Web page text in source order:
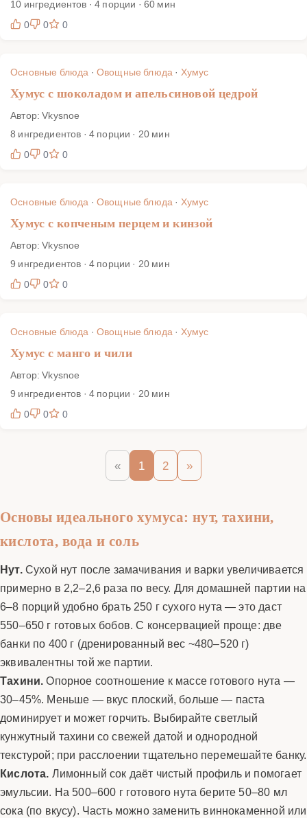
10 ингредиентов · 4 порции · 60 мин
0
0 0
Основные блюда · Овощные блюда · Хумус
Хумус с шоколадом и апельсиновой цедрой
Автор: Vkysnoe
8 ингредиентов · 4 порции · 20 мин
0
0 0
Основные блюда · Овощные блюда · Хумус
Хумус с копченым перцем и кинзой
Автор: Vkysnoe
9 ингредиентов · 4 порции · 20 мин
0
0 0
Основные блюда · Овощные блюда · Хумус
Хумус с манго и чили
Автор: Vkysnoe
9 ингредиентов · 4 порции · 20 мин
0
0 0
« 1 2 »
Основы идеального хумуса: нут, тахини,
кислота, вода и соль
Нут.Сухой нут после замачивания и варки увеличивается
примерно в 2,2–2,6 раза по весу. Для домашней партии на
6–8 порций удобно брать 250 г сухого нута — это даст
550–650 г готовых бобов. С консервацией проще: две
банки по 400 г (дренированный вес ~480–520 г)
эквивалентны той же партии.
Тахини.Опорное соотношение к массе готового нута —
30–45%. Меньше — вкус плоский, больше — паста
доминирует и может горчить. Выбирайте светлый
кунжутный тахини со свежей датой и однородной
текстурой; при расслоении тщательно перемешайте банку.
Кислота. Лимонный сок даёт чистый профиль и помогает
эмульсии. На 500–600 г готового нута берите 50–80 мл
сока (по вкусу). Часть можно заменить виннокаменной или